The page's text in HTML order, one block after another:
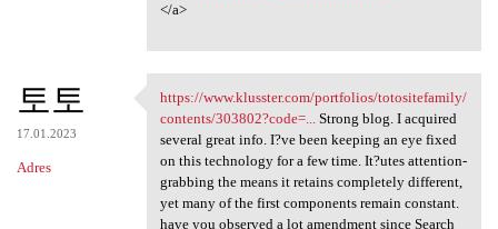
</a>
토토
17.01.2023
Adres
https://www.klusster.com
https://www.klusster.com/portfolios/totositefamily/
contents/303802?code=...
Strong blog. I acquired
several great info. I?ve been keeping an eye fixed
on this technology for a few time. It?utes attention-
grabbing the means it retains completely different,
yet many of the first components remain constant.
have you observed a lot amendment since Search